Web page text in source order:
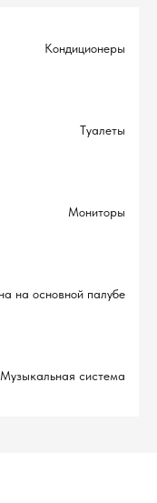
Кондиционеры
Туалеты
Мониторы
на основной палубе
Музыкальная система